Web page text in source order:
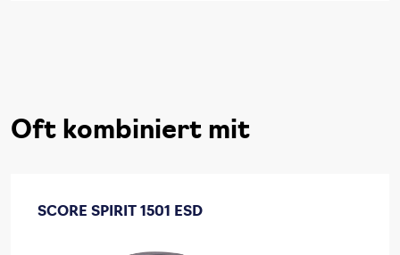
Oft kombiniert mit
SCORE SPIRIT 1501 ESD